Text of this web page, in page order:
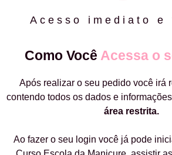
Acesso imediato
Como Você Acessa o
Após realizar o seu pedido você irá
contendo todos os dados e
área restrita.
Ao fazer o seu login você já pode